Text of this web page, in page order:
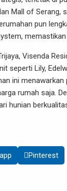
Mall of Serang,
pun
Visenda
seperti Lily,
ini
rumah saja.
hunian
Pinterest